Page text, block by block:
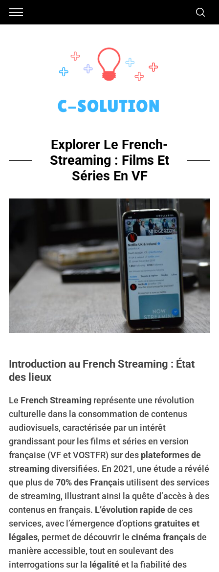
Explorer Le French-
Streaming : Films Et
Séries En VF
Introduction au French Streaming : État
des lieux
Le French Streamingreprésente une révolution
culturelle dans la consommation de contenus
audiovisuels, caractérisée par un intérêt
grandissant pour les films et séries en version
française (VF et VOSTFR) sur des plateformes de
streamingdiversifiées. En 2021, une étude a révélé
que plus de 70% des Françaisutilisent des services
de streaming, illustrant ainsi la quête d’accès à des
contenus en français. L’évolution rapidede ces
services, avec l’émergence d’optionsgratuites et
légales, permet de découvrir le cinéma françaisde
manière accessible, tout en soulevant des
interrogations sur la légalitéet la fiabilité des